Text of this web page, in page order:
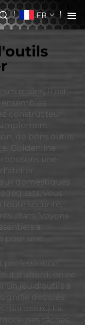
FR
mains, il est
ensembles
constructeur
de bons outils
Goldenline
une
domestiques
vous
toute sécurité,
Voyons
à
pour une
professionnel
d'abord, on ne
un jeu d'outils à
des clés,
marteaux.) Ils
tâches,